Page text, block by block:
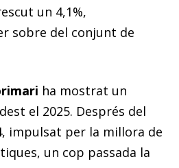
un 4,1%,
sobre del conjunt de
ha mostrat un
el 2025. Després del
impulsat per la millora de
un cop passada la